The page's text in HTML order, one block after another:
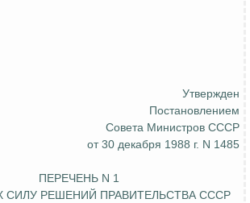
Утвержден
Постановлением
Совета Министров СССР
от 30 декабря 1988 г. N 1485
ПЕРЕЧЕНЬ N 1
СИЛУ РЕШЕНИЙ ПРАВИТЕЛЬСТВА СССР